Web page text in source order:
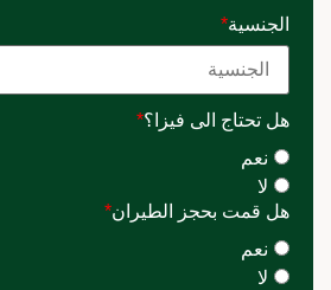
الجنسية*
هل تحتاج الى فيزا؟*
نعم
لا
هل قمت بحجز الطيران*
نعم
لا